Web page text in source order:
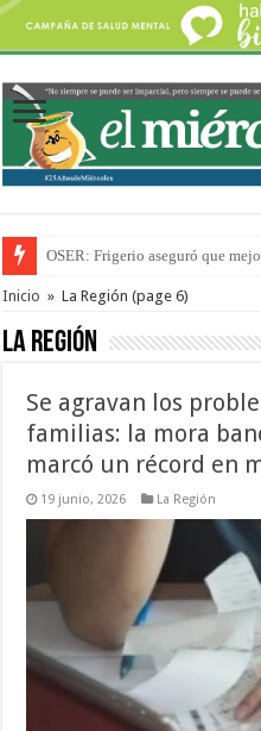
Por primera vez hicieron una
Inicio » La Región (page 6)
La Región
Se agravan los
familias: la mora
marcó un récord en
19 junio, 2026 La Región